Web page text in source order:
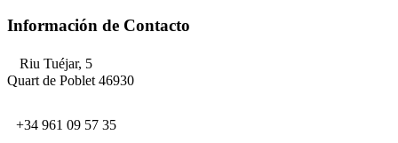
Información de Contacto
Riu Tuéjar, 5
Quart de Poblet 46930
+34 961 09 57 35